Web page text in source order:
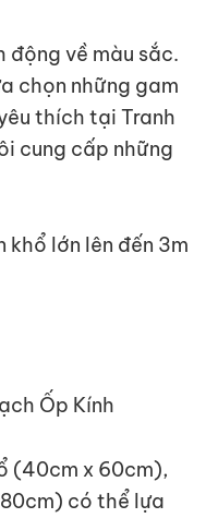
động về màu sắc.
chọn những gam
thích tại Tranh
cung cấp những
khổ lớn lên đến 3m
Ốp Kính
(40cm x 60cm),
có thể lựa